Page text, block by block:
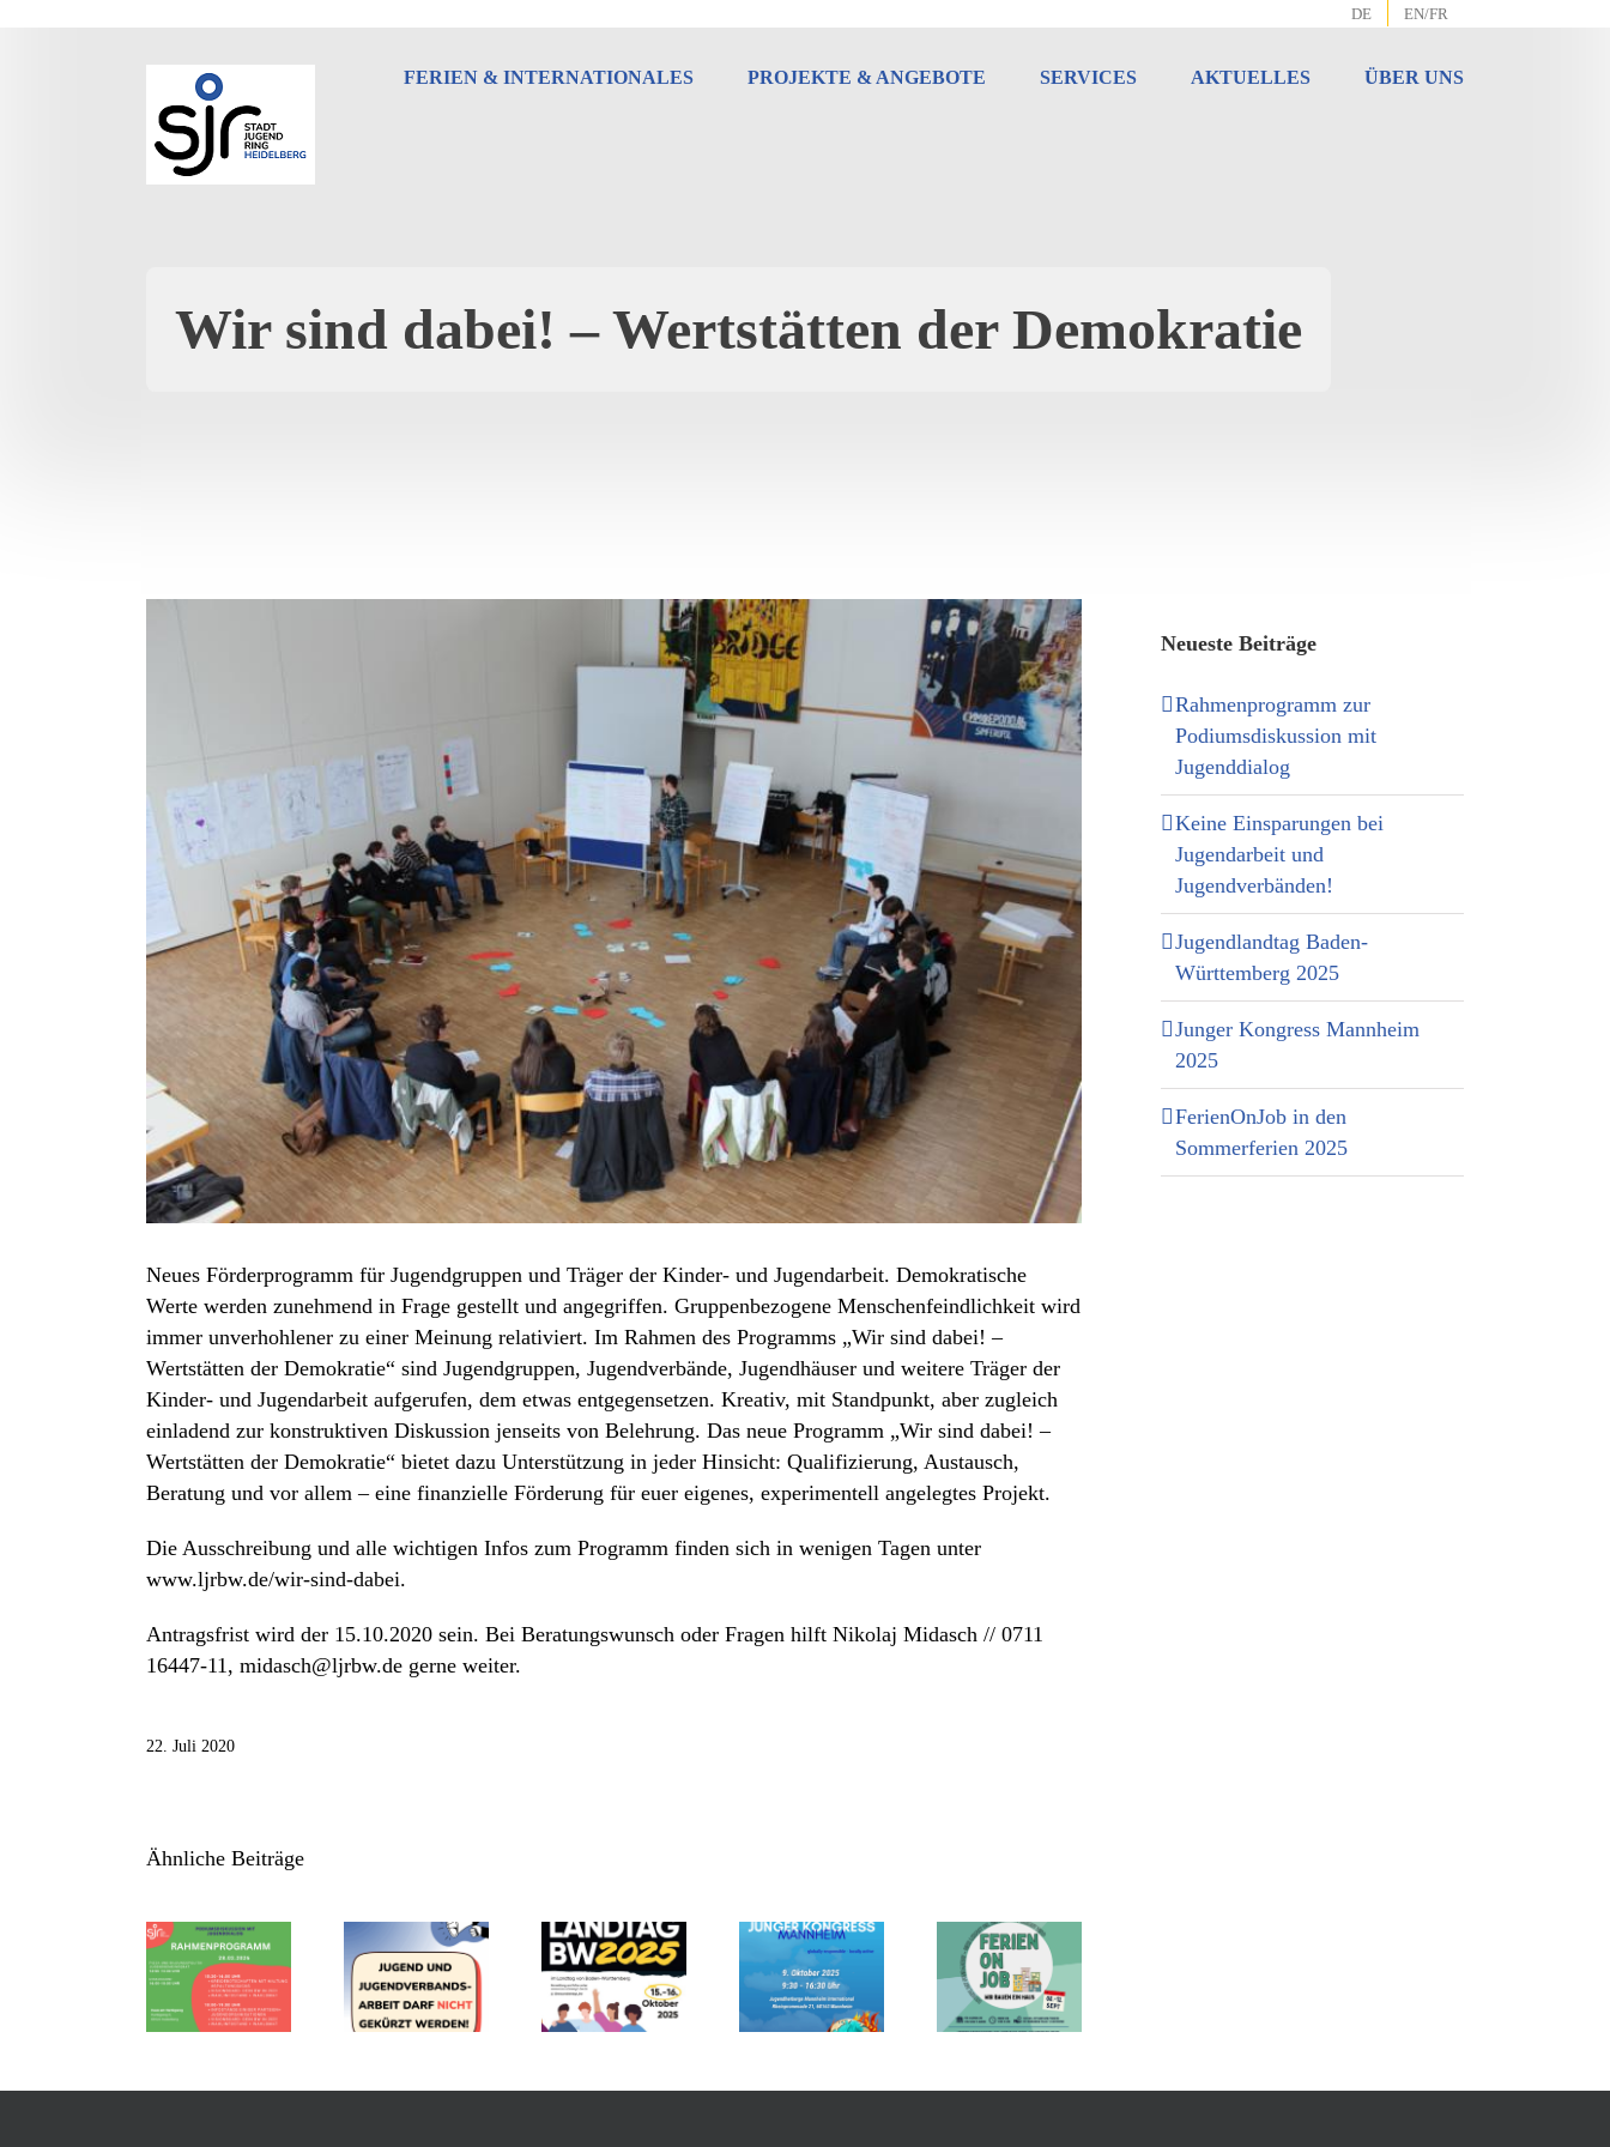
DE EN/FR
FERIEN & INTERNATIONALES PROJEKTE & ANGEBOTE SERVICES AKTUELLES ÜBER UNS
Wir sind dabei! – Wertstätten der Demokratie
Neues Förderprogramm für Jugendgruppen und Träger der Kinder- und Jugendarbeit. Demokratische
Werte werden zunehmend in Frage gestellt und angegriffen. Gruppenbezogene Menschenfeindlichkeit wird
immer unverhohlener zu einer Meinung relativiert. Im Rahmen des Programms „Wir sind dabei! –
Wertstätten der Demokratie“ sind Jugendgruppen, Jugendverbände, Jugendhäuser und weitere Träger der
Kinder- und Jugendarbeit aufgerufen, dem etwas entgegensetzen. Kreativ, mit Standpunkt, aber zugleich
einladend zur konstruktiven Diskussion jenseits von Belehrung. Das neue Programm „Wir sind dabei! –
Wertstätten der Demokratie“ bietet dazu Unterstützung in jeder Hinsicht: Qualifizierung, Austausch,
Beratung und vor allem – eine finanzielle Förderung für euer eigenes, experimentell angelegtes Projekt.
Die Ausschreibung und alle wichtigen Infos zum Programm finden sich in wenigen Tagen unter
www.ljrbw.de/wir-sind-dabei.
Antragsfrist wird der 15.10.2020 sein. Bei Beratungswunsch oder Fragen hilft Nikolaj Midasch // 0711
16447-11, midasch@ljrbw.de gerne weiter.
22. Juli 2020
Ähnliche Beiträge
Neueste Beiträge
Rahmenprogramm zur
Podiumsdiskussion mit
Jugenddialog
Keine Einsparungen bei
Jugendarbeit und
Jugendverbänden!
Jugendlandtag Baden-
Württemberg 2025
Junger Kongress Mannheim
2025
FerienOnJob in den
Sommerferien 2025